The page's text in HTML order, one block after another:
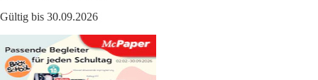
Gültig bis 30.09.2026